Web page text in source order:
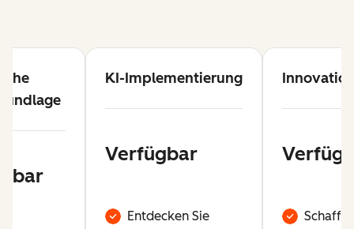
KI-Implementierung
Verfügbar
Entdecken Sie